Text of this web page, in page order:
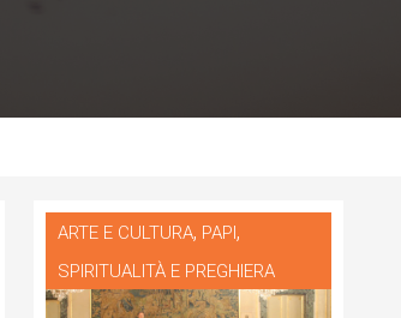
ARTE E CULTURA, PAPI,
SPIRITUALITÀ E PREGHIERA